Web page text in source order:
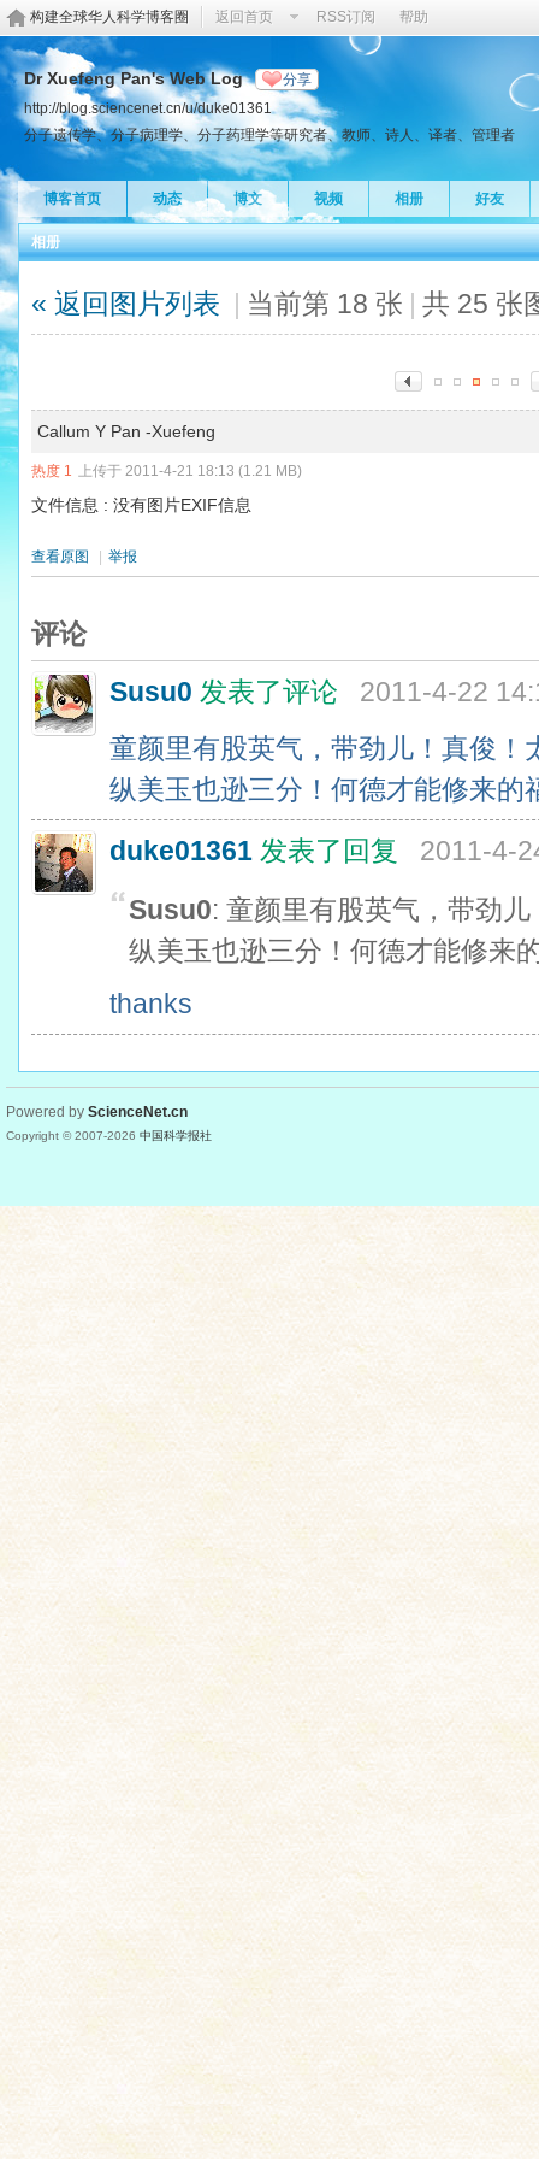
构建全球华人科学博客圈 返回首页 RSS订阅 帮助
Dr Xuefeng Pan's Web Log 分享
http://blog.sciencenet.cn/u/duke01361
分子遗传学、分子病理学、分子药理学等研究者、教师、诗人、译者、管理者
博客首页 动态 博文 视频 相册 好友
相册
« 返回图片列表 | 当前第 18 张 | 共 25 张
Callum Y Pan -Xuefeng
热度 1 上传于 2011-4-21 18:13 (1.21 MB)
文件信息 : 没有图片EXIF信息
查看原图 举报
评论
Susu0 发表了评论
2011-4-22
童颜里有股英气，带劲儿！真俊！
纵美玉也逊三分！何德才能修来的
duke01361 发表了回复
2011-4-
Susu0: 童颜里有股英气，带劲
纵美玉也逊三分！何德才能修来
thanks
Powered by ScienceNet.cn
Copyright © 2007-2026 中国科学报社